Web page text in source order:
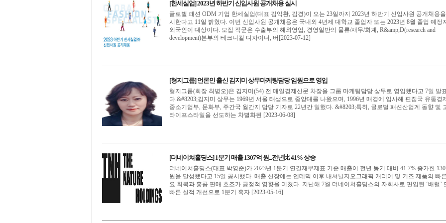
[한세실업] 2023년 하반기 신입사원 공개채용 실시
글로벌 패션 ODM 기업 한세실업(대표 김익환, 김경)이 오는 23일까지 2023년 하반기 신입사원 공개채용
시한다고 11일 밝혔다. 이번 신입사원 공개채용은 국내외 4년제 대학교 졸업자 또는 2023년 8월 졸업 예정
외국인이 대상이다. 모집 직군은 수출부의 해외영업, 경영일반의 물류/재무/회계, R&amp;D(research and
development)본부의 테크니컬 디자이너, 버[2023-07-12]
[형지그룹] 언론인 출신 김지미 상무마케팅담당 임원으로 영입
형지그룹(회장 최병오)은 김지미(54) 전 매일경제신문 차장을 그룹 마케팅담당 상무로 영입했다고 7일 발
다.&#8203;김지미 상무는 1969년 서울 태생으로 중앙대를 나왔으며, 1996년 매경에 입사해 편집국 유통경
중소기업부, 문화부, 주간국 월간지 담당 기자로 22년간 일했다. &#8203;특히, 글로벌 패션산업계 동향 및
라이프스타일을 선도하는 차별화된 [2023-06-08]
[더네이쳐홀딩스] 1분기 매출 1307억 원...전년比 41% 상승
더네이쳐홀딩스(대표 박영준)가 2023년 1분기 연결재무제표 기준 매출이 전년 동기 대비 41.7% 증가한
원을 달성했다고 15일 공시했다. 매출 신장에는 엔데믹 이후 내셔널지오그래픽 캐리어 및 키즈 제품의 빠
요 회복과 홍콩 판매 호조가 긍정적 영향을 미쳤다. 지난해 7월 더네이쳐홀딩스의 자회사로 편입된 ‘배럴’
빠른 실적 개선으로 1분기 흑자 [2023-05-16]